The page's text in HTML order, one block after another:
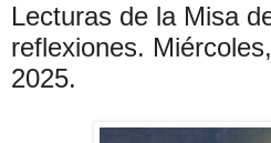
Lecturas de la Misa
reflexiones.
2025.